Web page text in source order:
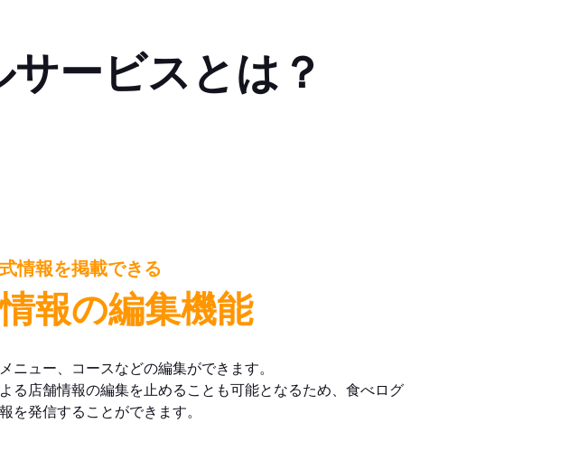
ービスとは？
情報を掲載できる
報の編集機能
ニュー、コースなどの編集ができます。
る店舗情報の編集を止めることも可能となるため、食べログ
を発信することができます。